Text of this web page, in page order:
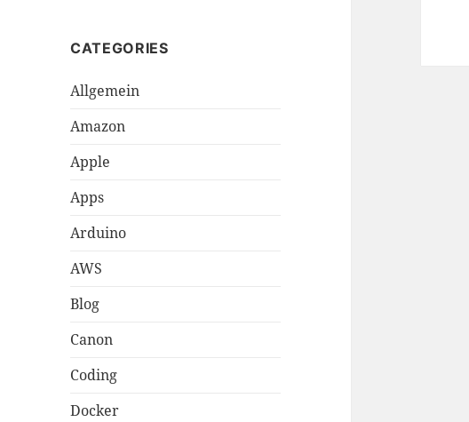
CATEGORIES
Allgemein
Amazon
Apple
Apps
Arduino
AWS
Blog
Canon
Coding
Docker